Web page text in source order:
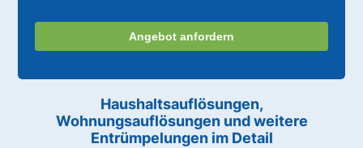
Angebot anfordern
Haushaltsauflösungen,
Wohnungsauflösungen und weitere
Entrümpelungen im Detail